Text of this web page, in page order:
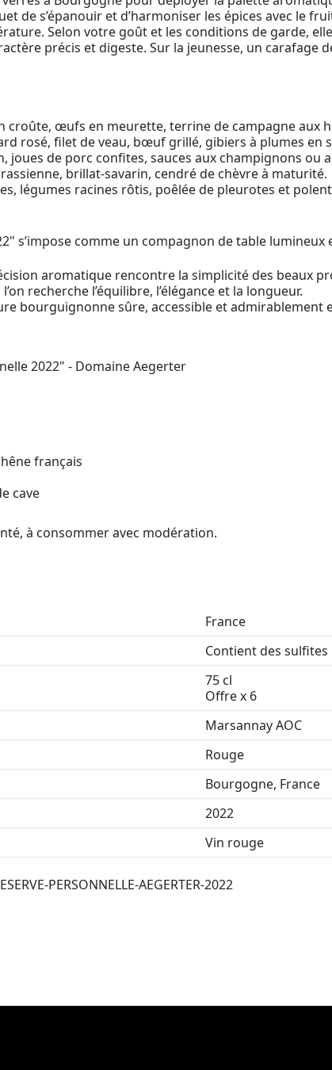
de s’épanouir et d’harmoniser les épices avec le
Selon votre goût et les conditions de garde,
précis et digeste. Sur la jeunesse, un carafage
croûte, œufs en meurette, terrine de campagne aux
rosé, filet de veau, bœuf grillé, gibiers à plumes en
de porc confites, sauces aux champignons ou
brillat-savarin, cendré de chèvre à maturité.
légumes racines rôtis, poêlée de pleurotes et
s’impose comme un compagnon de table lumineux
aromatique rencontre la simplicité des beaux
l’on recherche l’équilibre, l’élégance et la longueur.
bourguignonne sûre, accessible et admirablement
2022" - Domaine Aegerter
français
cave
à consommer avec modération.
France
Contient des sulfites
75 cl
Offre x 6
Marsannay AOC
Rouge
Bourgogne, France
2022
Vin rouge
PERSONNELLE-AEGERTER-2022